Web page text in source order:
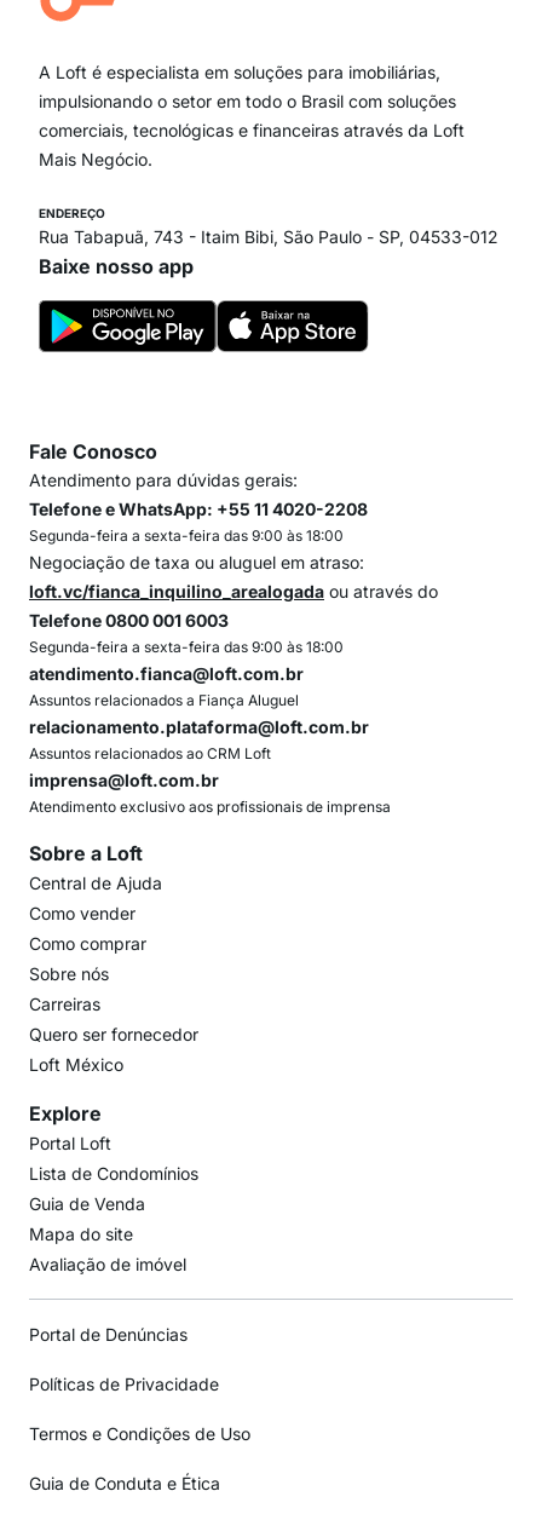
Ipiranga
Paraíso
Itaim Bibi
A Loft é especialista em soluções para imobiliárias,
impulsionando o setor em todo o Brasil com soluções
comerciais, tecnológicas e financeiras através da Loft
Mais Negócio.
ENDEREÇO
Rua Tabapuã, 743 - Itaim Bibi, São Paulo - SP, 04533-012
Baixe nosso app
Fale Conosco
Atendimento para dúvidas gerais:
Telefone e WhatsApp: +55 11 4020-2208
Segunda-feira a sexta-feira das 9:00 às 18:00
Negociação de taxa ou aluguel em atraso:
loft.vc/fianca_inquilino_arealogada ou através do
Telefone 0800 001 6003
Segunda-feira a sexta-feira das 9:00 às 18:00
atendimento.fianca@loft.com.br
Assuntos relacionados a Fiança Aluguel
relacionamento.plataforma@loft.com.br
Assuntos relacionados ao CRM Loft
imprensa@loft.com.br
Atendimento exclusivo aos profissionais de imprensa
Sobre a Loft
Central de Ajuda
Como vender
Como comprar
Sobre nós
Carreiras
Quero ser fornecedor
Loft México
Explore
Portal Loft
Lista de Condomínios
Guia de Venda
Mapa do site
Avaliação de imóvel
Portal de Denúncias
Políticas de Privacidade
Termos e Condições de Uso
Guia de Conduta e Ética